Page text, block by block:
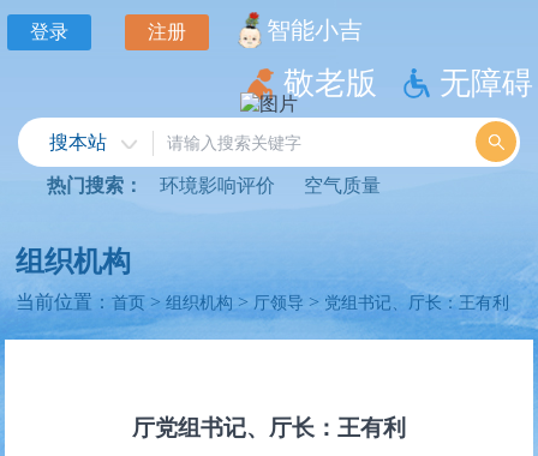
登录 注册 智能小吉
敬老版 无障碍
搜本站
热门搜索： 环境影响评价 空气质量
组织机构
当前位置：首页 >组织机构 > 厅领导 > 党组书记、厅长：王有利
厅党组书记、厅长：王有利